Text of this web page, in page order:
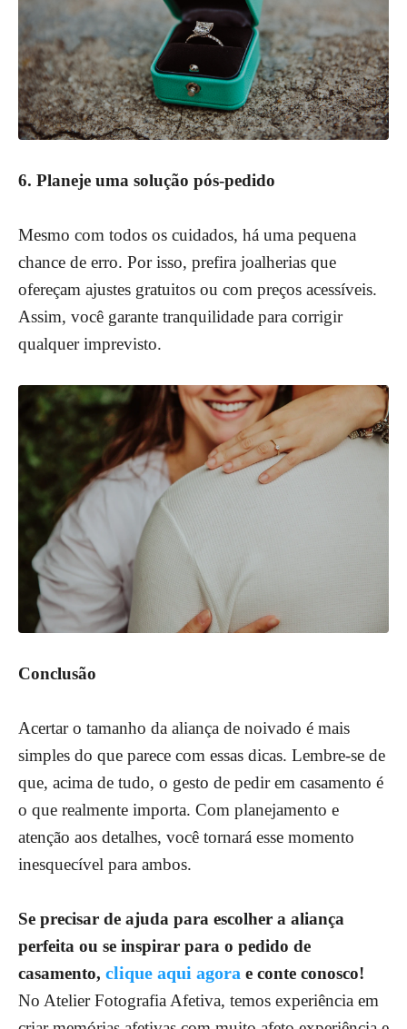
6. Planeje uma solução pós-pedido
Mesmo com todos os cuidados, há uma pequena
chance de erro. Por isso, prefira joalherias que
ofereçam ajustes gratuitos ou com preços acessíveis.
Assim, você garante tranquilidade para corrigir
qualquer imprevisto.
Conclusão
Acertar o tamanho da aliança de noivado é mais
simples do que parece com essas dicas. Lembre-se de
que, acima de tudo, o gesto de pedir em casamento é
o que realmente importa. Com planejamento e
atenção aos detalhes, você tornará esse momento
inesquecível para ambos.
Se precisar de ajuda para escolher a aliança
perfeita ou se inspirar para o pedido de
casamento, clique aqui agora e conte conosco!
No Atelier Fotografia Afetiva, temos experiência em